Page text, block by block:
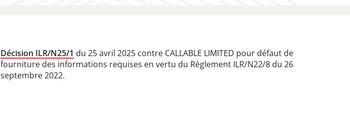
Décision ILR/N25/1 du 25 avril 2025 contre CALLABLE LIMITED pour défaut de
fourniture des informations requises en vertu du Règlement ILR/N22/8 du 26
septembre 2022.